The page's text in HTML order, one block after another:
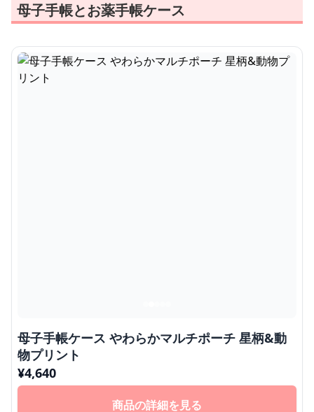
母子手帳とお薬手帳ケース
母子手帳ケース やわらかマルチポーチ 星柄&動
物プリント
¥4,640
商品の詳細を見る